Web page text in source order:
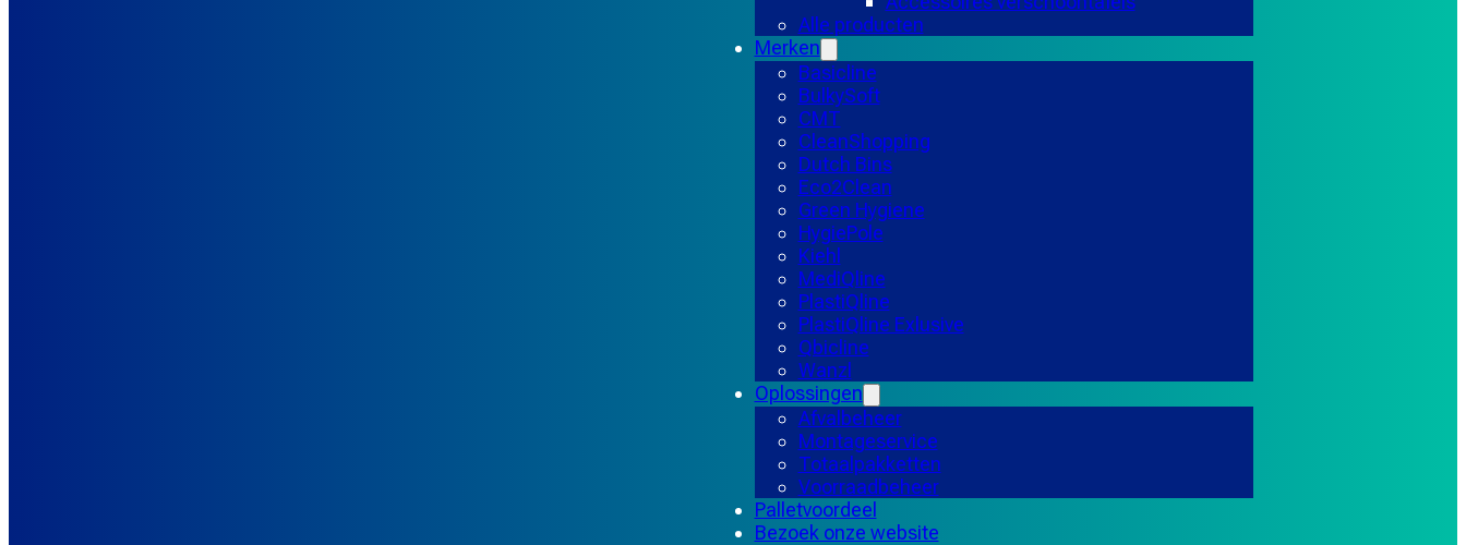
Alle producten
Merken
Basicline
BulkySoft
CMT
CleanShopping
Dutch Bins
Eco2Clean
Green Hygiene
HygiePole
Kiehl
MediQline
PlastiQline
PlastiQline Exlusive
Qbicline
Wanzl
Oplossingen
Afvalbeheer
Montageservice
Totaalpakketten
Voorraadbeheer
Palletvoordeel
Bezoek onze website